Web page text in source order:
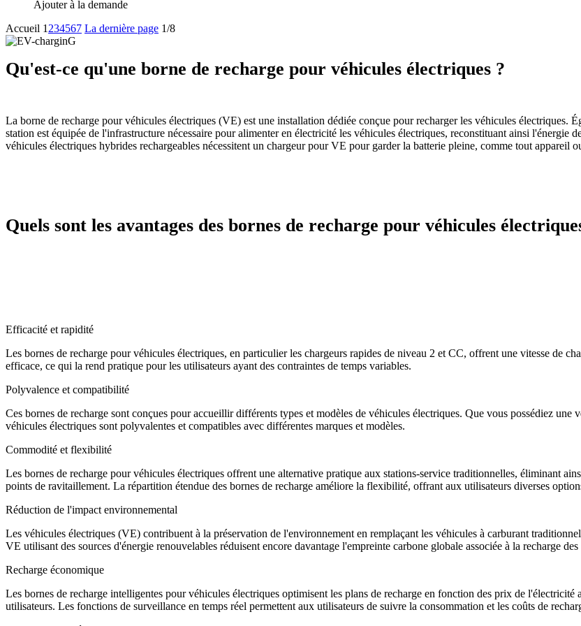
Ajouter à la demande
Accueil 1 234567 La dernière page 1/8
Qu'est-ce qu'une borne de recharge pour véhicules électriques ?
La borne de recharge pour véhicules électriques (VE) est une installation dédiée conçue pour recharger les véhicules électriques.
station est équipée de l'infrastructure nécessaire pour alimenter en électricité les véhicules électriques, reconstituant ainsi
véhicules électriques hybrides rechargeables nécessitent un chargeur pour VE pour garder la batterie pleine, comme tout appareil
Quels sont les avantages des bornes de recharge pour véhicules
Efficacité et rapidité
Les bornes de recharge pour véhicules électriques, en particulier les chargeurs rapides de niveau 2 et CC, offrent une vitesse de
efficace, ce qui la rend pratique pour les utilisateurs ayant des contraintes de temps variables.
Polyvalence et compatibilité
Ces bornes de recharge sont conçues pour accueillir différents types et modèles de véhicules électriques. Que vous possédiez
véhicules électriques sont polyvalentes et compatibles avec différentes marques et modèles.
Commodité et flexibilité
Les bornes de recharge pour véhicules électriques offrent une alternative pratique aux stations-service traditionnelles, éliminant
points de ravitaillement. La répartition étendue des bornes de recharge améliore la flexibilité, offrant aux utilisateurs diverses
Réduction de l'impact environnemental
Les véhicules électriques (VE) contribuent à la préservation de l'environnement en remplaçant les véhicules à carburant
VE utilisant des sources d'énergie renouvelables réduisent encore davantage l'empreinte carbone globale associée à la recharge
Recharge économique
Les bornes de recharge intelligentes pour véhicules électriques optimisent les plans de recharge en fonction des prix de
utilisateurs. Les fonctions de surveillance en temps réel permettent aux utilisateurs de suivre la consommation et les coûts de